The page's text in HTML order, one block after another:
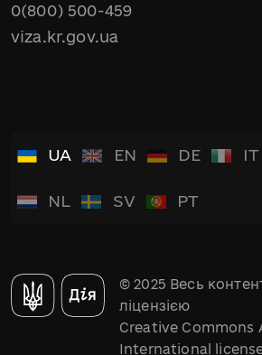
0(800) 500-459
viza.kr.gov.ua
UA EN DE IT
NL SV PT
© 2025 Весь
ліцензією
Creative Commons
International